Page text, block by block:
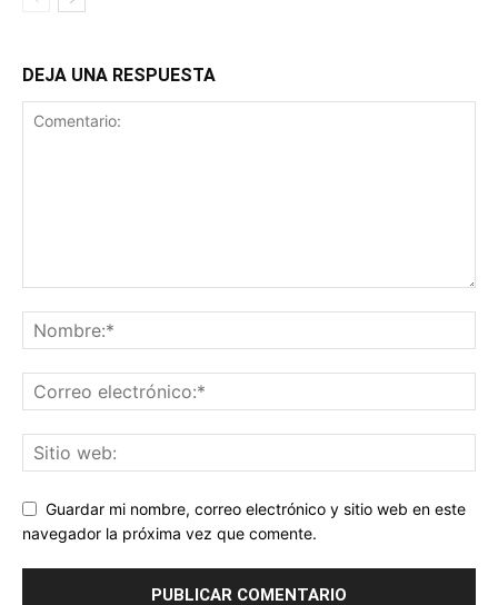
DEJA UNA RESPUESTA
Guardar mi nombre, correo electrónico y sitio web en este
navegador la próxima vez que comente.